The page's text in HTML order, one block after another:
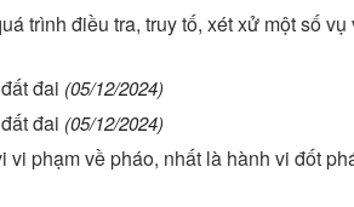
trình điều tra, truy tố, xét xử một số vụ
đai (05/12/2024)
đai (05/12/2024)
phạm về pháo, nhất là hành vi đốt